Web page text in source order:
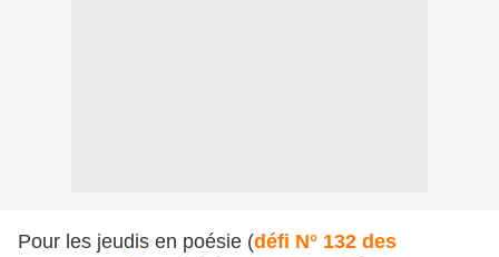
Pour les jeudis en poésie (défi N° 132 des